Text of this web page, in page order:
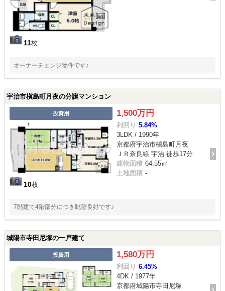
11枚
オーナーチェンジ物件です♪
宇治市槇島町月夜の分譲マンション
投資用
10枚
1,500万円
利回り 5.84%
3LDK / 1990年
京都府宇治市槇島町月夜
ＪＲ奈良線 宇治 徒歩17分
建物面積 64.55㎡
土地面積 -
7階建て4階部分につき眺望良好です♪
城陽市寺田尼塚の一戸建て
投資用 1,580万円
利回り 6.45%
4DK / 1977年
京都府城陽市寺田尼塚